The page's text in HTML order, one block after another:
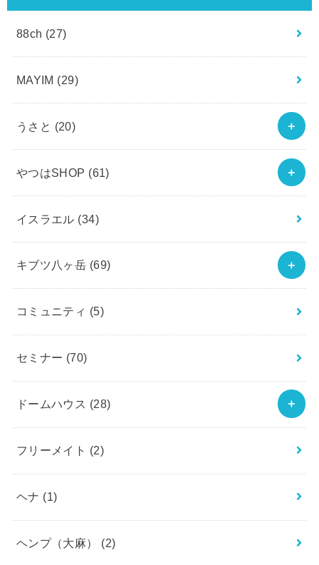
88ch (27)
MAYIM (29)
うさと (20)
やつはSHOP (61)
イスラエル (34)
キブツ八ヶ岳 (69)
コミュニティ (5)
セミナー (70)
ドームハウス (28)
フリーメイト (2)
ヘナ (1)
ヘンプ（大麻） (2)